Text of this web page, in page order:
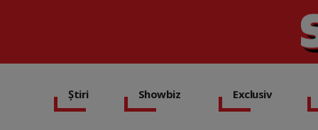
Știri Showbiz Exclusiv